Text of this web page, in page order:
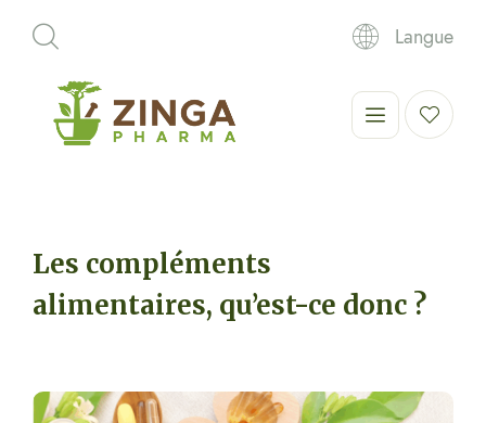
Langue
Les compléments
alimentaires, qu’est-ce donc ?